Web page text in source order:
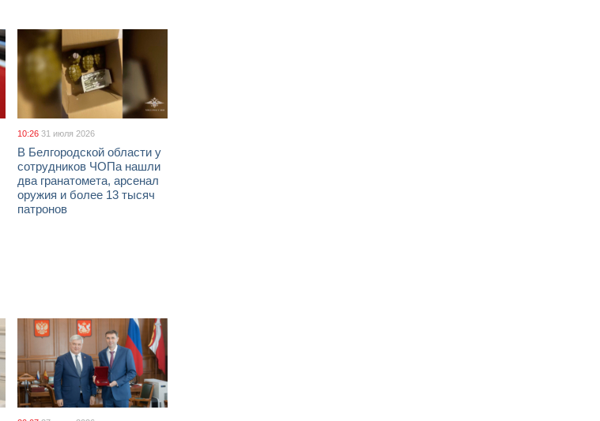
10:26 31 июля 2026
В Белгородской области у
сотрудников ЧОПа нашли
два гранатомета, арсенал
оружия и более 13 тысяч
патронов